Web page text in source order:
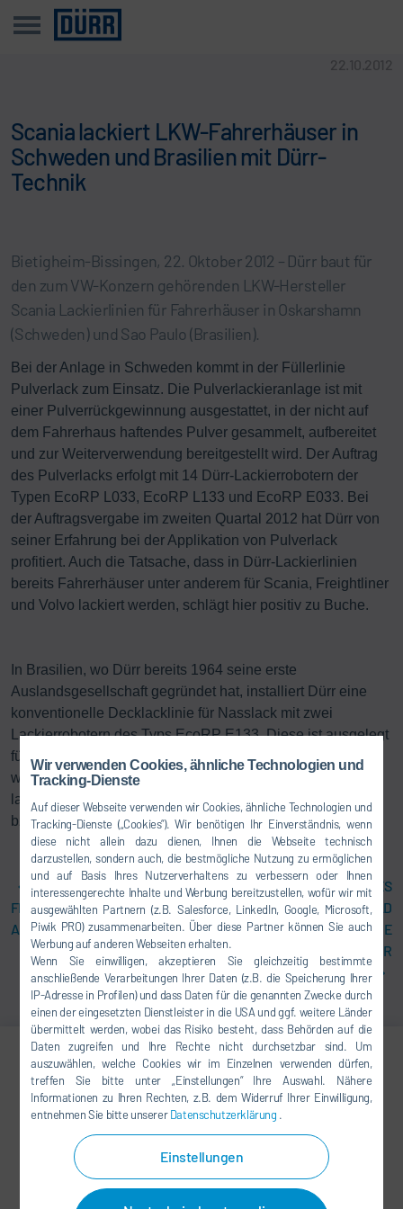
Wir verwenden Cookies, ähnliche Technologien und
Tracking-Dienste
Auf dieser Webseite verwenden wir Cookies, ähnliche Technologien und
Tracking-Dienste („Cookies“). Wir benötigen Ihr Einverständnis, wenn
diese nicht allein dazu dienen, Ihnen die Webseite technisch
darzustellen, sondern auch, die bestmögliche Nutzung zu ermöglichen
und auf Basis Ihres Nutzerverhaltens zu verbessern oder Ihnen
interessengerechte Inhalte und Werbung bereitzustellen, wofür wir mit
ausgewählten Partnern (z.B. Salesforce, LinkedIn, Google, Microsoft,
Piwik PRO) zusammenarbeiten. Über diese Partner können Sie auch
Werbung auf anderen Webseiten erhalten.
Wenn Sie einwilligen, akzeptieren Sie gleichzeitig bestimmte
anschließende Verarbeitungen Ihrer Daten (z.B. die Speicherung Ihrer
IP-Adresse in Profilen) und dass Daten für die genannten Zwecke durch
einen der eingesetzten Dienstleister in die USA und ggf. weitere Länder
übermittelt werden, wobei das Risiko besteht, dass Behörden auf die
Daten zugreifen und Ihre Rechte nicht durchsetzbar sind. Um
auszuwählen, welche Cookies wir im Einzelnen verwenden dürfen,
treffen Sie bitte unter „Einstellungen“ Ihre Auswahl. Nähere
Informationen zu Ihren Rechten, z.B. dem Widerruf Ihrer Einwilligung,
entnehmen Sie bitte unsererDatenschutzerklärung .
Einstellungen
22.10.2012
Scania lackiert LKW-Fahrerhäuser in
Schweden und Brasilien mit Dürr-
Technik
Bietigheim-Bissingen, 22. Oktober 2012 – Dürr baut für
den zum VW-Konzern gehörenden LKW-Hersteller
Scania Lackierlinien für Fahrerhäuser in Oskarshamn
(Schweden) und Sao Paulo (Brasilien).
Bei der Anlage in Schweden kommt in der Füllerlinie
Pulverlack zum Einsatz. Die Pulverlackieranlage ist mit
einer Pulverrückgewinnung ausgestattet, in der nicht auf
dem Fahrerhaus haftendes Pulver gesammelt, aufbereitet
und zur Weiterverwendung bereitgestellt wird. Der Auftrag
des Pulverlacks erfolgt mit 14 Dürr-Lackierrobotern der
Typen EcoRP L033, EcoRP L133 und EcoRP E033. Bei
der Auftragsvergabe im zweiten Quartal 2012 hat Dürr von
seiner Erfahrung bei der Applikation von Pulverlack
profitiert. Auch die Tatsache, dass in Dürr-Lackierlinien
bereits Fahrerhäuser unter anderem für Scania, Freightliner
und Volvo lackiert werden, schlägt hier positiv zu Buche.
In Brasilien, wo Dürr bereits 1964 seine erste
Auslandsgesellschaft gegründet hat, installiert Dürr eine
konventionelle Decklacklinie für Nasslack mit zwei
Lackierrobotern des Typs EcoRP E133. Diese ist ausgelegt
für eine Kapazität von sechs Fahrerhäusern pro Stunde,
während die Linie in Schweden 20 Einheiten pro Stunde
lackieren wird. Bei beiden Anlagen gehören die Pulver-
bzw. Lackversorgung zum Auftragsumfang.
OPEN DAYS "ASSEMBLY,
FILLING AND TESTING FOR
AUTOMOTIVE FROM DÜRR"
DÜRR ERSCHLIESST NEUES G
ESCHÄFTSFELD „
VENTILATION AIR METHANE (
VAM)“ IN DER U
MWELTTECHNIK
Harald Pandl
MANAGER MARKETING
harald.pandl@durr.com
Dürr Systems AG